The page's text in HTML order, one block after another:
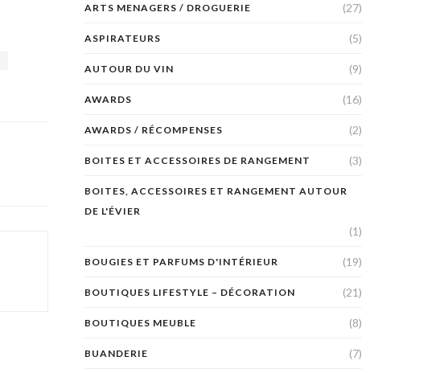
ARTS MENAGERS / DROGUERIE (27)
ASPIRATEURS (5)
AUTOUR DU VIN (9)
AWARDS (16)
AWARDS / RÉCOMPENSES (2)
BOITES ET ACCESSOIRES DE RANGEMENT (3)
BOITES, ACCESSOIRES ET RANGEMENT AUTOUR
DE L'ÉVIER
(1)
BOUGIES ET PARFUMS D'INTÉRIEUR (19)
BOUTIQUES LIFESTYLE – DÉCORATION (21)
BOUTIQUES MEUBLE (8)
BUANDERIE (7)